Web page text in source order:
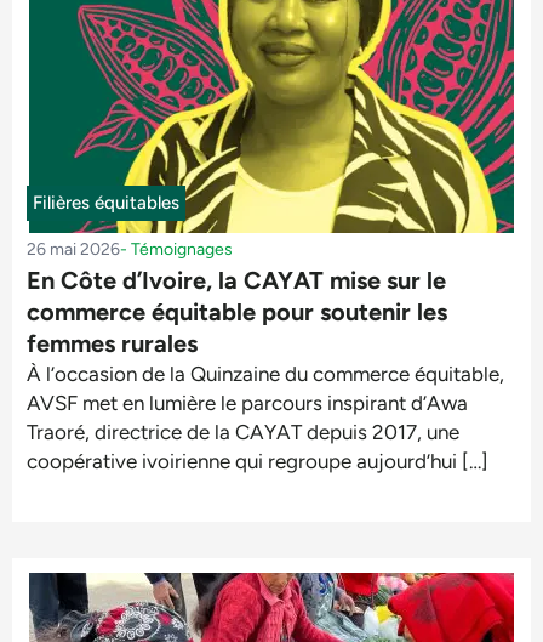
Filières équitables
26 mai 2026- Témoignages
En Côte d’Ivoire, la CAYAT mise sur le
commerce équitable pour soutenir les
femmes rurales
À l’occasion de la Quinzaine du commerce équitable,
AVSF met en lumière le parcours inspirant d’Awa
Traoré, directrice de la CAYAT depuis 2017, une
coopérative ivoirienne qui regroupe aujourd’hui […]